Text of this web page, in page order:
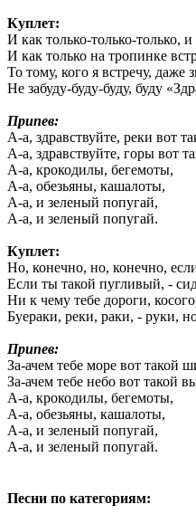
Куплет:
И как только-только-только,
И как только на тропинке
То тому, кого я встречу,
Не забуду-буду-буду, буду
Припев:
А-а, здравствуйте, реки вот
А-а, здравствуйте, горы вот
А-а, крокодилы, бегемоты,
А-а, обезьяны, кашалоты,
А-а, и зеленый попугай,
А-а, и зеленый попугай.
Куплет:
Но, конечно, но, конечно,
Если ты такой пугливый, -
Ни к чему тебе дороги,
Буераки, реки, раки, - руки,
Припев:
За-ачем тебе море вот такой
За-ачем тебе небо вот такой
А-а, крокодилы, бегемоты,
А-а, обезьяны, кашалоты,
А-а, и зеленый попугай,
А-а, и зеленый попугай.
Песни по категориям: